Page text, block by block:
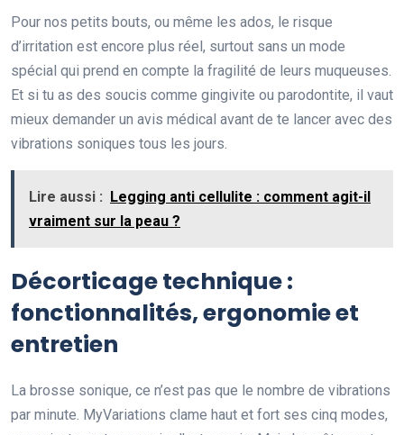
Pour nos petits bouts, ou même les ados, le risque
d’irritation est encore plus réel, surtout sans un mode
spécial qui prend en compte la fragilité de leurs muqueuses.
Et si tu as des soucis comme gingivite ou parodontite, il vaut
mieux demander un avis médical avant de te lancer avec des
vibrations soniques tous les jours.
Lire aussi :
Legging anti cellulite : comment agit-il
vraiment sur la peau ?
Décorticage technique :
fonctionnalités, ergonomie et
entretien
La brosse sonique, ce n’est pas que le nombre de vibrations
par minute. MyVariations clame haut et fort ses cinq modes,